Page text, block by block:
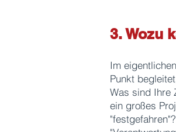
3. Wozu
Im
Punkt
Was sind Ihre
ein großes